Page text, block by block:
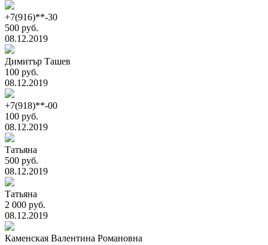
+7(916)**-30
500 руб.
08.12.2019
Димитър Ташев
100 руб.
08.12.2019
+7(918)**-00
100 руб.
08.12.2019
Татьяна
500 руб.
08.12.2019
Татьяна
2 000 руб.
08.12.2019
Каменская Валентина Романовна